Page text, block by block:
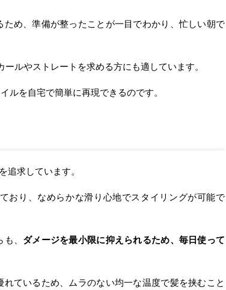
め、準備が整ったことが一目でわかり、忙しい朝で
ルやストレートを求める方にも適しています。
ルを自宅で簡単に再現できるのです。
追求しています。
おり、なめらかな滑り心地でスタイリングが可能で
、 ダメージを最小限に抑えられるため、毎日使って
ているため、ムラのない均一な温度で髪を挟むこと